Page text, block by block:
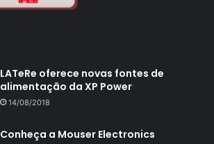
LATeRe oferece novas fontes de
alimentação da XP Power
14/08/2018
Conheça a Mouser Electronics